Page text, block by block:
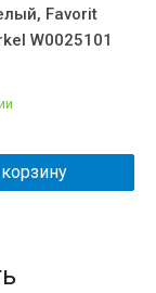
Favorit
W0025101